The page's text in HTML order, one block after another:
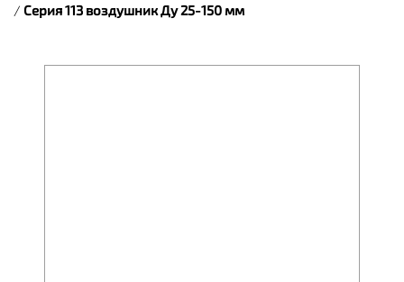
/ Серия 113 воздушник Ду 25-150 мм